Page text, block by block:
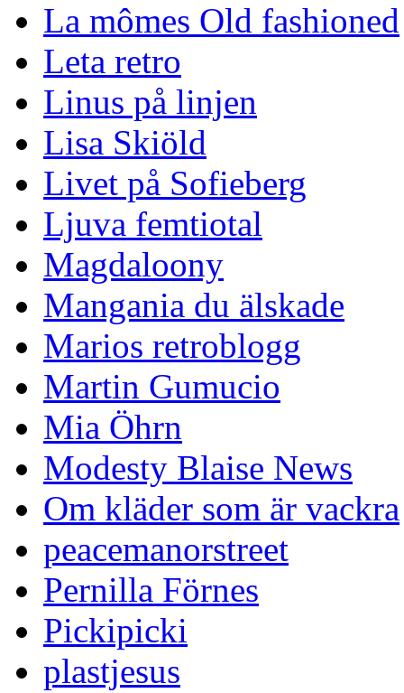
La mômes Old fashioned
Leta retro
Linus på linjen
Lisa Skiöld
Livet på Sofieberg
Ljuva femtiotal
Magdaloony
Mangania du älskade
Marios retroblogg
Martin Gumucio
Mia Öhrn
Modesty Blaise News
Om kläder som är vackra
peacemanorstreet
Pernilla Förnes
Pickipicki
plastjesus